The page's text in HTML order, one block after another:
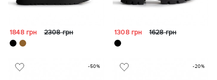
1848 грн 2308 грн 1308 грн 1628 грн
-50% -20%